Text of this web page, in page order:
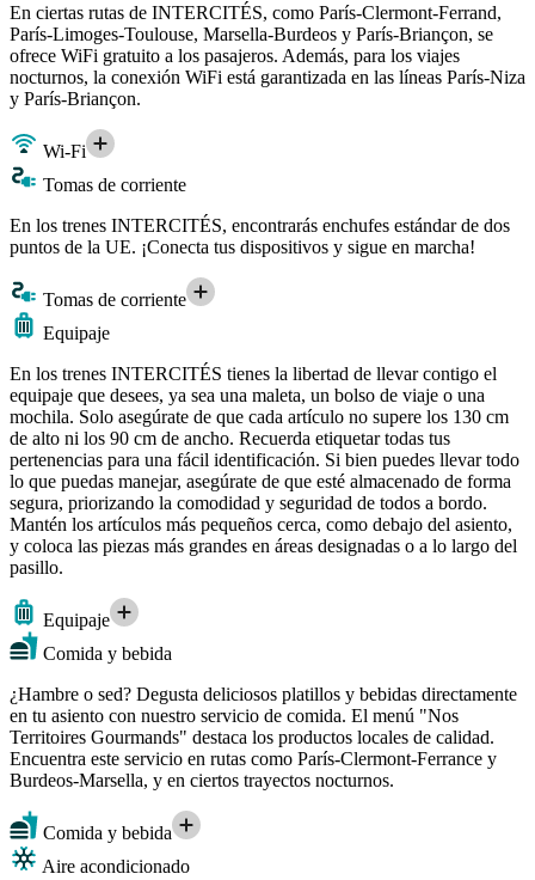
En ciertas rutas de INTERCITÉS, como París-Clermont-Ferrand,
París-Limoges-Toulouse, Marsella-Burdeos y París-Briançon, se
ofrece WiFi gratuito a los pasajeros. Además, para los viajes
nocturnos, la conexión WiFi está garantizada en las líneas París-Niza
y París-Briançon.
Wi-Fi
Tomas de corriente
En los trenes INTERCITÉS, encontrarás enchufes estándar de dos
puntos de la UE. ¡Conecta tus dispositivos y sigue en marcha!
Tomas de corriente
Equipaje
En los trenes INTERCITÉS tienes la libertad de llevar contigo el
equipaje que desees, ya sea una maleta, un bolso de viaje o una
mochila. Solo asegúrate de que cada artículo no supere los 130 cm
de alto ni los 90 cm de ancho. Recuerda etiquetar todas tus
pertenencias para una fácil identificación. Si bien puedes llevar todo
lo que puedas manejar, asegúrate de que esté almacenado de forma
segura, priorizando la comodidad y seguridad de todos a bordo.
Mantén los artículos más pequeños cerca, como debajo del asiento,
y coloca las piezas más grandes en áreas designadas o a lo largo del
pasillo.
Equipaje
Comida y bebida
¿Hambre o sed? Degusta deliciosos platillos y bebidas directamente
en tu asiento con nuestro servicio de comida. El menú "Nos
Territoires Gourmands" destaca los productos locales de calidad.
Encuentra este servicio en rutas como París-Clermont-Ferrance y
Burdeos-Marsella, y en ciertos trayectos nocturnos.
Comida y bebida
Aire acondicionado